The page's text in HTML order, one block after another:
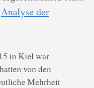
Analyse der
in Kiel war
von den
Mehrheit